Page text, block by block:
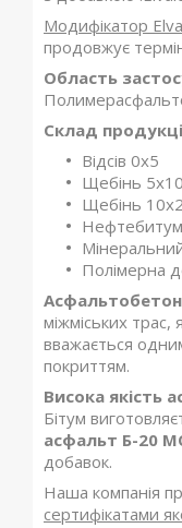
Модифікатор
продовжує
Область
Склад
Відсів 0х5
Щебінь 5х10
Щебінь
Полімерна
міжміських трас,
вважається
покриттям.
Висока якість
Бітум
асфальт Б-20
добавок.
Наша компанія
сертифікатами